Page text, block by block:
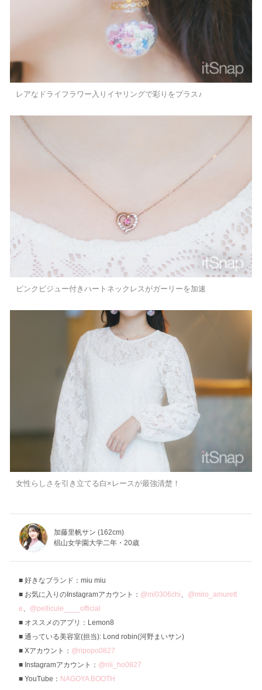
レアなドライフラワー入りイヤリングで彩りをプラス♪
ピンクビジュー付きハートネックレスがガーリーを加速
女性らしさを引き立てる白×レースが最強清楚！
加藤里帆サン (162cm)
椙山女学園大学二年・20歳
好きなブランド：miu miu
お気に入りのInstagramアカウント： @mi0306chi、 @miro_amurett
e、 @pellicule____official
オススメのアプリ：Lemon8
通っている美容室(担当): Lond robin(河野まいサン)
Xアカウント： @ripopo0827
Instagramアカウント： @riii_ho0827
YouTube： NAGOYA BOOTH